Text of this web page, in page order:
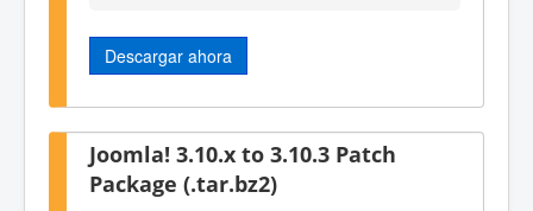
Descargar ahora
Joomla! 3.10.x to 3.10.3 Patch
Package (.tar.bz2)